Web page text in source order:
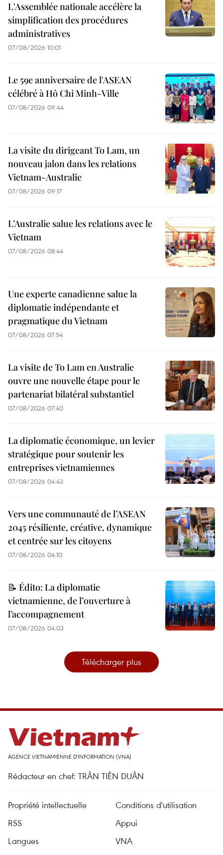
L'Assemblée nationale accélère la
simplification des procédures
administratives
07/08/2026 10:01
Le 59e anniversaire de l'ASEAN
célébré à Hô Chi Minh-Ville
07/08/2026 09:44
La visite du dirigeant To Lam, un
nouveau jalon dans les relations
Vietnam-Australie
07/08/2026 09:17
L’Australie salue les relations avec le
Vietnam
07/08/2026 08:44
Une experte canadienne salue la
diplomatie indépendante et
pragmatique du Vietnam
07/08/2026 07:54
La visite de To Lam en Australie
ouvre une nouvelle étape pour le
partenariat bilatéral substantiel
07/08/2026 07:40
La diplomatie économique, un levier
stratégique pour soutenir les
entreprises vietnamiennes
07/08/2026 04:43
Vers une communauté de l’ASEAN
2045 résiliente, créative, dynamique
et centrée sur les citoyens
07/08/2026 04:10
📝 Édito: La diplomatie
vietnamienne, de l’ouverture à
l’accompagnement
07/08/2026 04:03
Télécharger plus
AGENCE VIETNAMIENNE D'INFORMATION (VNA)
Rédacteur en chef: TRÂN TIÊN DUÂN
Propriété intellectuelle
Conditions d'utilisation
RSS
Appui
Langues
VNA